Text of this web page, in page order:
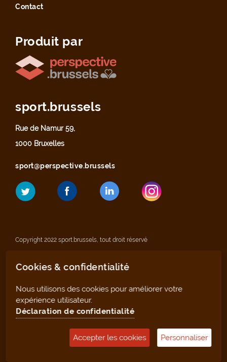
Contact
Produit par
sport.brussels
Rue de Namur 59,
1000 Bruxelles
sport@perspective.brussels
Copyright 2022 sport.brussels, tout droit réservé
Mentions légales
Déclaration de confidentialité
Plan du site
Outil de gestion (pour les clubs et infrastructures)
Cookies & confidentialité
Nous utilisons des cookies pour améliorer votre
expérience utilisateur.
Déclaration de confidentialité
Accepter les cookies Personnaliser